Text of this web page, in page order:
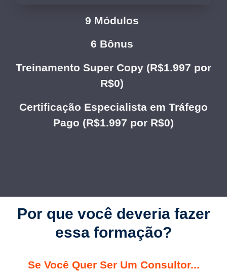
9 Módulos
6 Bônus
Treinamento Super Copy (R$1.997 por
R$0)
Certificação Especialista em Tráfego
Pago (R$1.997 por R$0)
Por que você deveria fazer
essa formação?
Se Você Quer Ser Um Consultor...